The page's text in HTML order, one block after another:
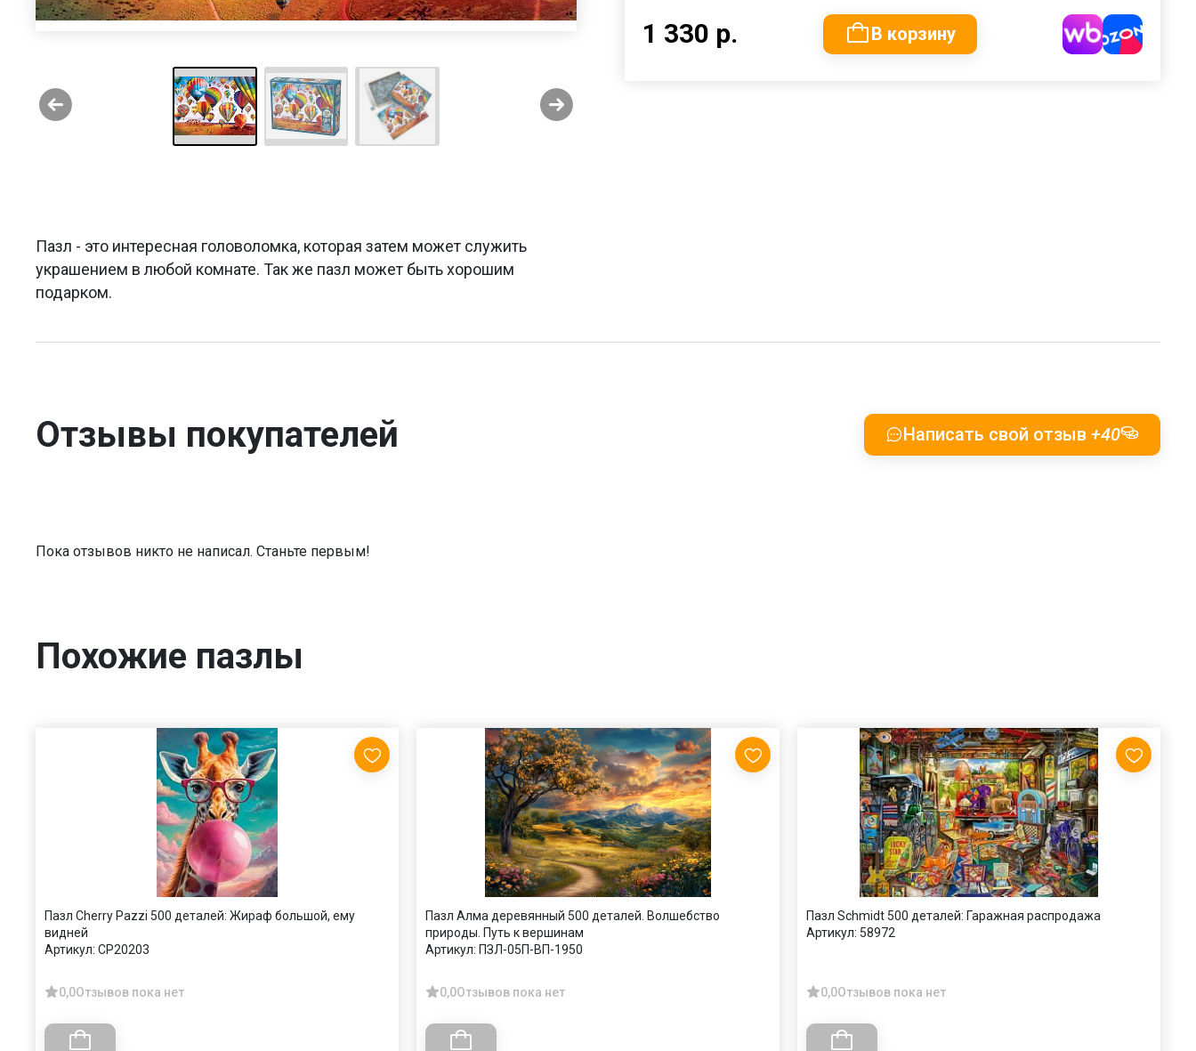
Пазл - это интересная головоломка, которая затем может служить
украшением в любой комнате. Так же пазл может быть хорошим
подарком.
1 330 р. В корзину
Отзывы покупателей Написать свой отзыв +40
Пока отзывов никто не написал. Станьте первым!
Похожие пазлы
Пазл Cherry Pazzi 500 деталей: Жираф большой, ему
видней
Артикул: CP20203
0,0Отзывов пока нет
Пазл Алма деревянный 500 деталей. Волшебство
природы. Путь к вершинам
Артикул: ПЗЛ-05П-ВП-1950
0,0Отзывов пока нет
Пазл Schmidt 500 деталей: Гаражная распродажа
Артикул: 58972
0,0Отзывов пока нет